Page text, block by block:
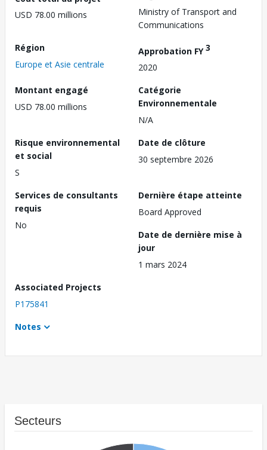
USD 78.00 millions
Ministry of Transport and
Communications
Région
Europe et Asie centrale
Approbation FY3
2020
Montant engagé
USD 78.00 millions
Catégorie
Environnementale
N/A
Risque environnemental
et social
S
Date de clôture
30 septembre 2026
Services de consultants
requis
No
Dernière étape atteinte
Board Approved
Date de dernière mise à
jour
1 mars 2024
Associated Projects
P175841
Notes
Secteurs